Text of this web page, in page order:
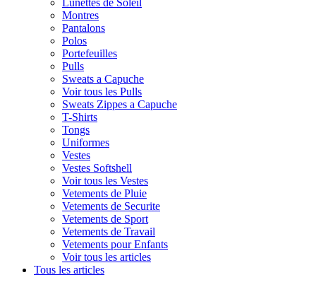
Lunettes de Soleil
Montres
Pantalons
Polos
Portefeuilles
Pulls
Sweats a Capuche
Voir tous les Pulls
Sweats Zippes a Capuche
T-Shirts
Tongs
Uniformes
Vestes
Vestes Softshell
Voir tous les Vestes
Vetements de Pluie
Vetements de Securite
Vetements de Sport
Vetements de Travail
Vetements pour Enfants
Voir tous les articles
Tous les articles